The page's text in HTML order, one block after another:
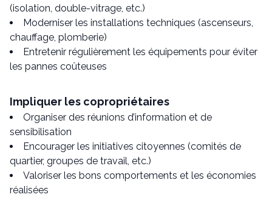
(isolation, double-vitrage, etc.)
Moderniser les installations techniques (ascenseurs,
chauffage, plomberie)
Entretenir régulièrement les équipements pour éviter
les pannes coûteuses
Impliquer les copropriétaires
Organiser des réunions d’information et de
sensibilisation
Encourager les initiatives citoyennes (comités de
quartier, groupes de travail, etc.)
Valoriser les bons comportements et les économies
réalisées